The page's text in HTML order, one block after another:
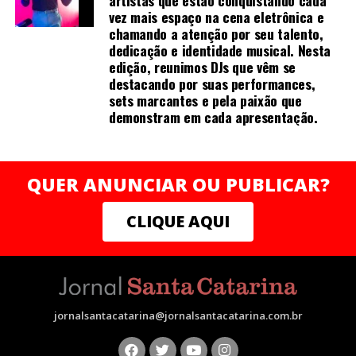
https://www.instagram.com/mirellafrancomelo?
Linkedin: https://www.linkedin.com/in/mirella-franco-
melo-74aa232a?
região.
vez mais espaço na cena eletrônica e
chamando a atenção por seu talento,
dedicação e identidade musical. Nesta
edição, reunimos DJs que vêm se
destacando por suas performances,
sets marcantes e pela paixão que
demonstram em cada apresentação.
QUER ANUNCIAR OU PUBLICAR?
CLIQUE AQUI
jornalsantacatarina@jornalsantacatarina.com.br